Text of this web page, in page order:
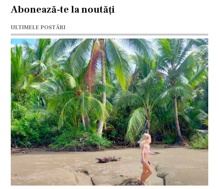
Abonează-te la noutăți
ULTIMELE POSTĂRI